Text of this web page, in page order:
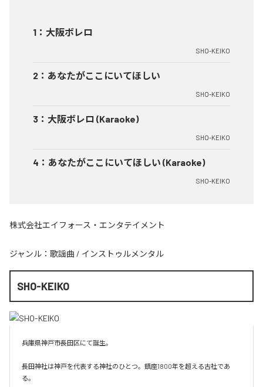
1 ： 大阪ボレロ
SHO-KEIKO
2 ： あなたがここにいてほしい
SHO-KEIKO
3 ： 大阪ボレロ (Karaoke)
SHO-KEIKO
4 ： あなたがここにいてほしい (Karaoke)
SHO-KEIKO
株式会社エイフォース・エンタテイメント
ジャンル： 歌謡曲 / インストゥルメンタル
SHO-KEIKO
兵庫県神戸市長田区にて誕生。
長田神社は神戸を代表する神社のひとつ。鎮座1800年を超える古社であ
る。